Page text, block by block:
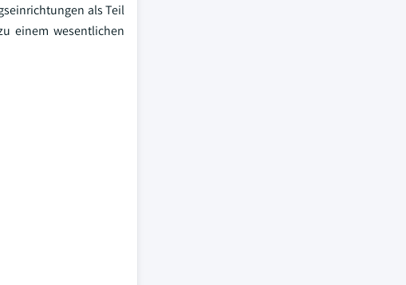
als Teil
einem wesentlichen